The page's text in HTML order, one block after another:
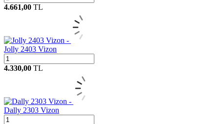
4.661,00 TL
Jolly 2403 Vizon
4.330,00 TL
Dally 2303 Vizon